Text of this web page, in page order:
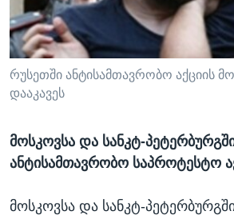
ᲡᲢᲣᲓᲘᲐ ᲕᲐᲨᲘᲜᲒᲢᲝᲜᲘ
ᲔᲙᲝᲜᲝᲛᲘᲙᲐ
ᲯᲐᲜᲛᲠᲗᲔᲚᲝᲑᲐ
ᲛᲔᲪᲜᲘᲔᲠᲔᲑᲐ
ᲘᲜᲢᲔᲠᲕᲘᲣ
ᲒᲐᲚᲘᲚᲔᲝ
Learning English
ᲗᲕᲐᲚᲘ ᲒᲕᲐᲓᲔᲕᲜᲔᲗ
ენები
რუსეთში ანტისამთავრობო აქციის
დააკავეს
მოსკოვსა და სანკტ-
ანტისამთავრობო საპროტესტო
მოსკოვსა და სანკტ-